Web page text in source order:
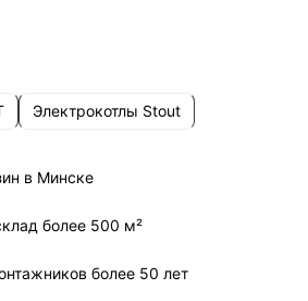
Электрокотлы Stout
в Минске
более 500 м²
более 50 лет